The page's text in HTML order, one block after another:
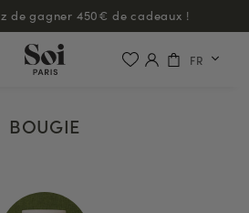
de gagner 450€ de cadeaux !
FR
BOUGIE